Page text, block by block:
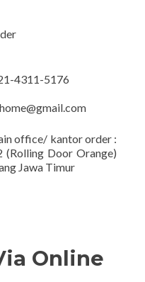
5176
order :
(Rolling Door Orange)
Jawa Timur
Online